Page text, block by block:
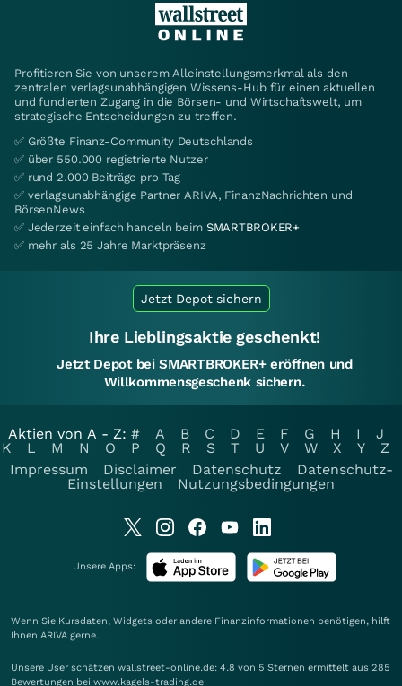
Profitieren Sie von unserem Alleinstellungsmerkmal als den
zentralen verlagsunabhängigen Wissens-Hub für einen aktuellen
und fundierten Zugang in die Börsen- und Wirtschaftswelt, um
strategische Entscheidungen zu treffen.
✅ Größte Finanz-Community Deutschlands
✅ über 550.000 registrierte Nutzer
✅ rund 2.000 Beiträge pro Tag
✅ verlagsunabhängige Partner ARIVA, FinanzNachrichten und
BörsenNews
✅ Jederzeit einfach handeln beim SMARTBROKER+
✅ mehr als 25 Jahre Marktpräsenz
Jetzt Depot sichern
Ihre Lieblingsaktie geschenkt!
Jetzt Depot bei SMARTBROKER+ eröffnen und
Willkommensgeschenk sichern.
Aktien von A - Z: # A B C D E F G H I
J
K
L M N O P Q R S T U V W X Y
Z
Impressum
Disclaimer Datenschutz
Datenschutz-
Einstellungen
Nutzungsbedingungen
Unsere Apps:
Wenn Sie Kursdaten, Widgets oder andere Finanzinformationen benötigen, hilft
Ihnen ARIVA gerne.
Unsere User schätzen wallstreet-online.de: 4.8 von 5 Sternen ermittelt aus 285
Bewertungen bei www.kagels-trading.de